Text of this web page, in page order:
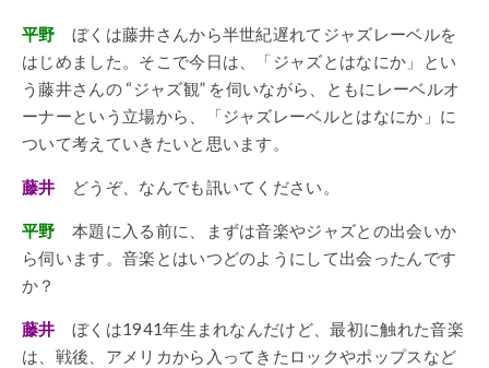
平野 ぼくは藤井さんから半世紀遅れてジャズレーベルを
はじめました。そこで今日は、「ジャズとはなにか」とい
う藤井さんの “ジャズ観” を伺いながら、ともにレーベルオ
ーナーという立場から、「ジャズレーベルとはなにか」に
ついて考えていきたいと思います。
藤井 どうぞ、なんでも訊いてください。
平野 本題に入る前に、まずは音楽やジャズとの出会いか
ら伺います。音楽とはいつどのようにして出会ったんです
か？
藤井 ぼくは1941年生まれなんだけど、最初に触れた音楽
は、戦後、アメリカから入ってきたロックやポップスなど